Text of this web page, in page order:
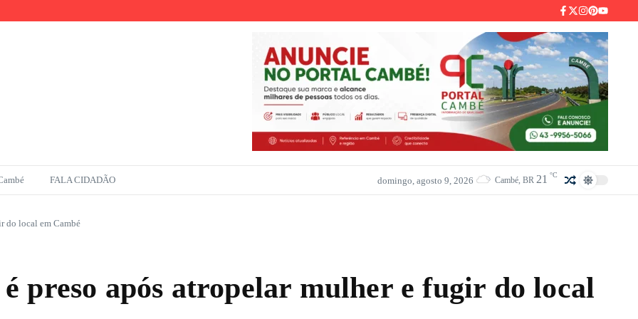
FALA CIDADÃO domingo, agosto 9, 2026 Cambé, BR 21 °C
do local em Cambé
preso após atropelar mulher e fugir do local